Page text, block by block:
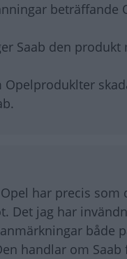
beträffande
Saab den produkt
har precis som
Det jag har
både
handlar om Saab